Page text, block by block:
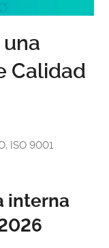
una
Calidad
, ISO 9001
interna